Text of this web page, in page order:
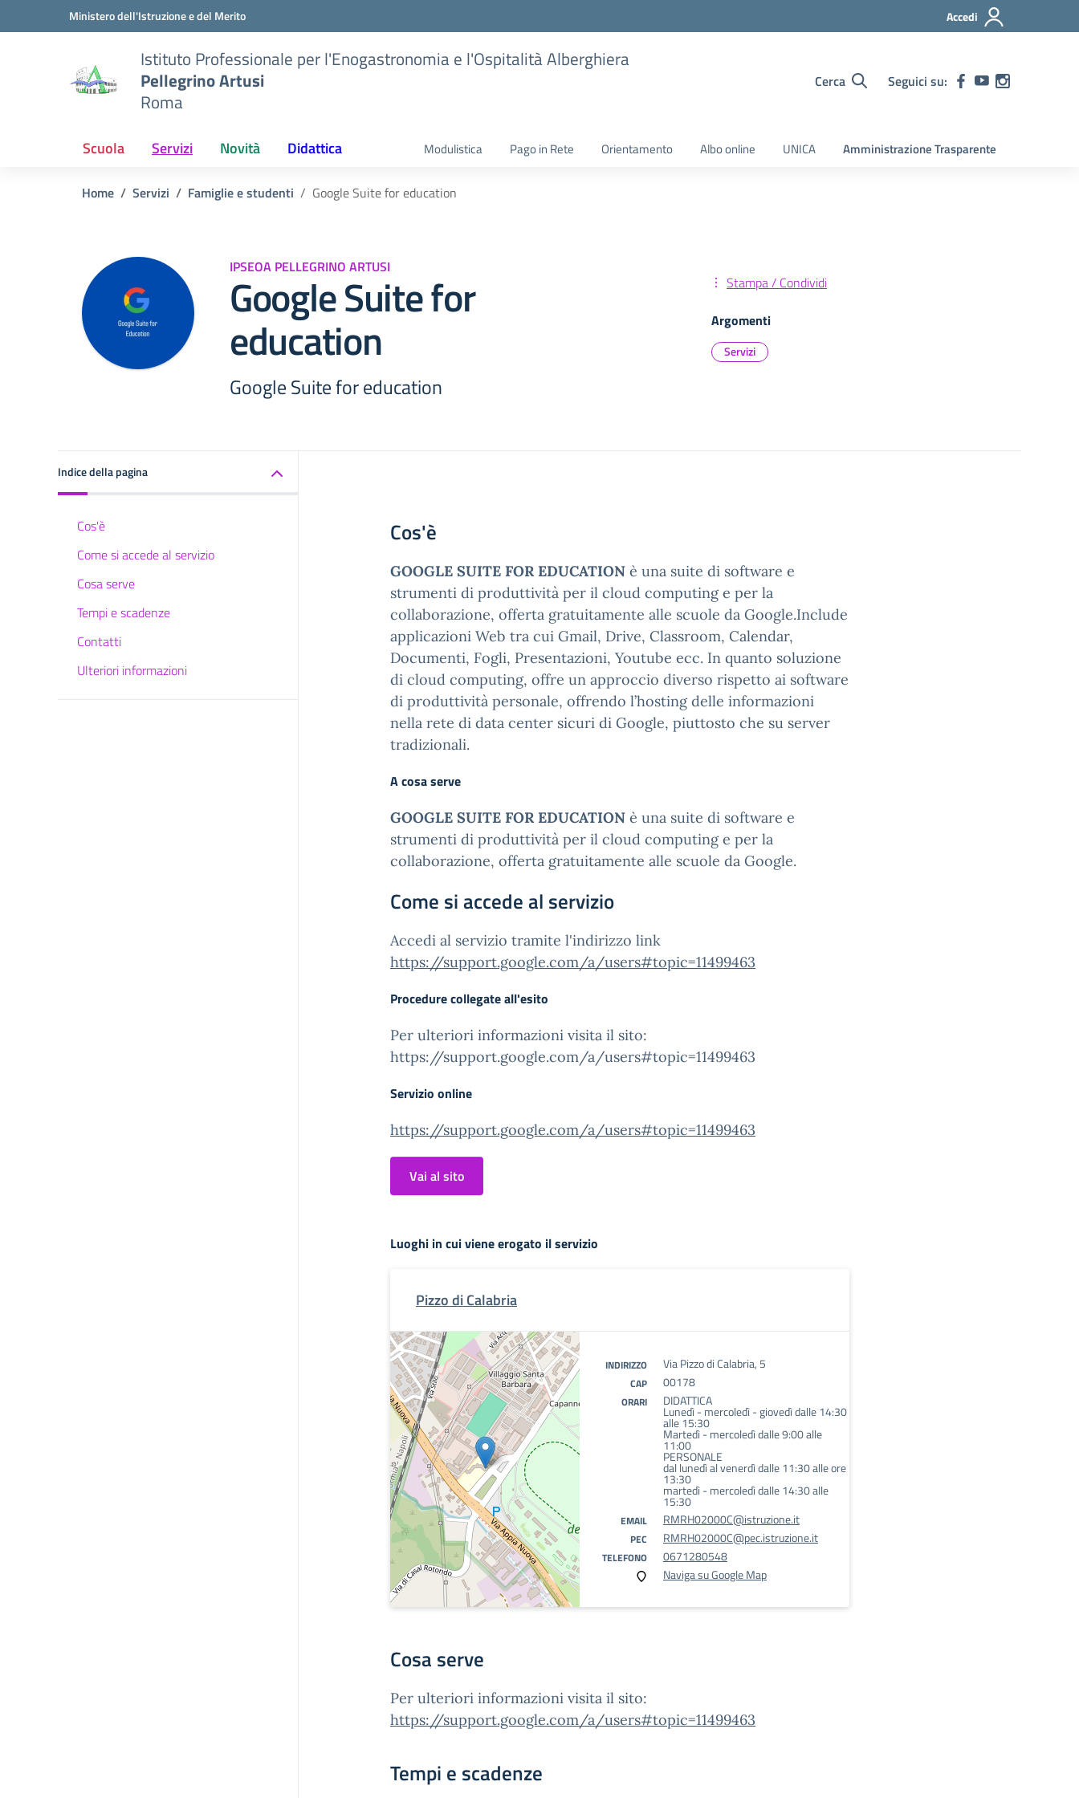
Vai ai contenuti
Vai al menu di navigazioneMinistero dell'Istruzione e del Merito Accedi
Istituto Professionale per l'Enogastronomia e l'Ospitalità Alberghiera
Pellegrino Artusi
Roma
Cerca Seguici su:
Scuola Servizi Novità Didattica Modulistica Pago in Rete Orientamento Albo online UNICA Amministrazione Trasparente
Home Servizi Famiglie e studenti Google Suite for education
IPSEOA PELLEGRINO ARTUSI
Google Suite for
education
Google Suite for education
Stampa / Condividi
Argomenti
Servizi
Indice della pagina
Cos'è
Come si accede al servizio
Cosa serve
Tempi e scadenze
Contatti
Ulteriori informazioni
Cos'è
GOOGLE SUITE FOR EDUCATION è una suite di software e
strumenti di produttività per il cloud computing e per la
collaborazione, offerta gratuitamente alle scuole da Google.Include
applicazioni Web tra cui Gmail, Drive, Classroom, Calendar,
Documenti, Fogli, Presentazioni, Youtube ecc. In quanto soluzione
di cloud computing, offre un approccio diverso rispetto ai software
di produttività personale, offrendo l’hosting delle informazioni
nella rete di data center sicuri di Google, piuttosto che su server
tradizionali.
A cosa serve
GOOGLE SUITE FOR EDUCATION è una suite di software e
strumenti di produttività per il cloud computing e per la
collaborazione, offerta gratuitamente alle scuole da Google.
Come si accede al servizio
Accedi al servizio tramite l'indirizzo link
https://support.google.com/a/users#topic=11499463
Procedure collegate all'esito
Per ulteriori informazioni visita il sito:
https://support.google.com/a/users#topic=11499463
Servizio online
https://support.google.com/a/users#topic=11499463
Vai al sito
Luoghi in cui viene erogato il servizio
Pizzo di Calabria
INDIRIZZO Via Pizzo di Calabria, 5
CAP 00178
ORARI DIDATTICA
Lunedì - mercoledì - giovedì dalle 14:30
alle 15:30
Martedì - mercoledì dalle 9:00 alle
11:00
PERSONALE
dal lunedì al venerdì dalle 11:30 alle ore
13:30
martedì - mercoledì dalle 14:30 alle
15:30
EMAIL RMRH02000C@istruzione.it
PEC RMRH02000C@pec.istruzione.it
TELEFONO
0671280548
Naviga su Google Map
Cosa serve
Per ulteriori informazioni visita il sito:
https://support.google.com/a/users#topic=11499463
Tempi e scadenze